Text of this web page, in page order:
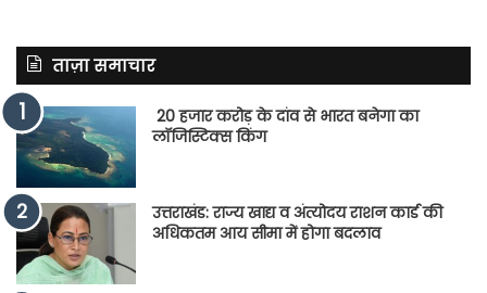
ताज़ा समाचार
20 हजार करोड़ के दांव से भारत बनेगा का
लॉजिस्टिक्स किंग
उत्तराखंड: राज्य खाद्य व अंत्योदय राशन कार्ड की
अधिकतम आय सीमा में होगा बदलाव